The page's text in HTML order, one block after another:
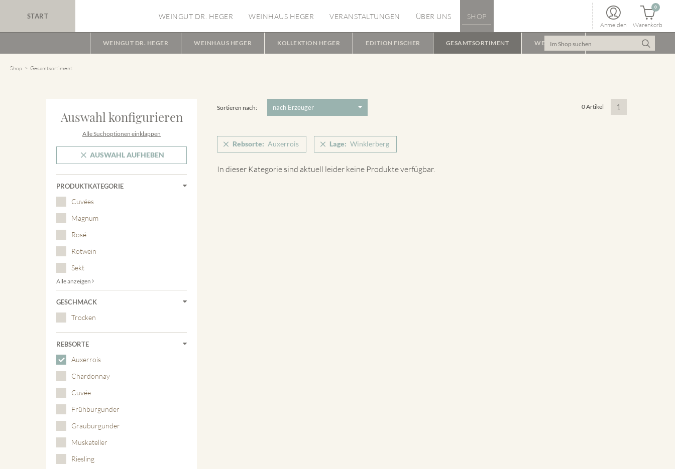
START WEINGUT DR. HEGER WEINHAUS HEGER VERANSTALTUNGEN ÜBER UNS SHOP
Anmelden Warenkorb
0
WEINGUT DR. HEGER WEINHAUS HEGER KOLLEKTION HEGER EDITION FISCHER GESAMTSORTIMENT WEINPAKET
Shop Gesamtsortiment
Auswahl konfigurieren
Alle Suchoptionen einklappen
AUSWAHL AUFHEBEN
PRODUKTKATEGORIE
Cuvées
Magnum
Rosé
Rotwein
Sekt
Alle anzeigen
GESCHMACK
Trocken
REBSORTE
Auxerrois
Chardonnay
Cuvée
Frühburgunder
Grauburgunder
Muskateller
Riesling
Sortieren nach: 0 Artikel 1
Rebsorte: Auxerrois Lage: Winklerberg
In dieser Kategorie sind aktuell leider keine Produkte verfügbar.